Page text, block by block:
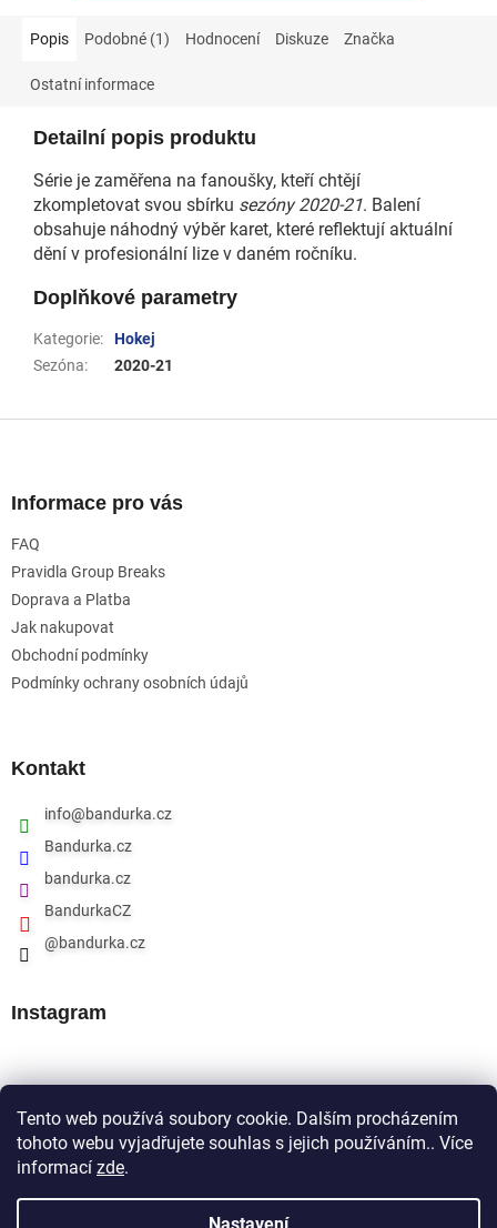
Tento web používá soubory cookie. Dalším procházením
tohoto webu vyjadřujete souhlas s jejich používáním.. Více
informací zde.
Popis Podobné (1) Hodnocení Diskuze Značka
Ostatní informace
Detailní popis produktu
Série je zaměřena na fanoušky, kteří chtějí
zkompletovat svou sbírku sezóny 2020-21. Balení
obsahuje náhodný výběr karet, které reflektují aktuální
dění v profesionální lize v daném ročníku.
Doplňkové parametry
Kategorie:
Hokej
Sezóna: 2020-21
Informace pro vás
FAQ
Pravidla Group Breaks
Doprava a Platba
Jak nakupovat
Obchodní podmínky
Podmínky ochrany osobních údajů
Kontakt
info@bandurka.cz
Bandurka.cz
bandurka.cz
BandurkaCZ
@bandurka.cz
Instagram